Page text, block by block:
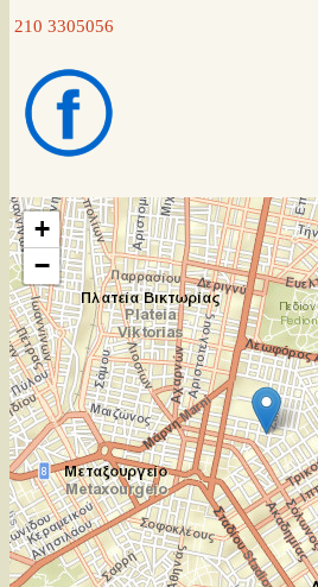
210 3305056
+
−